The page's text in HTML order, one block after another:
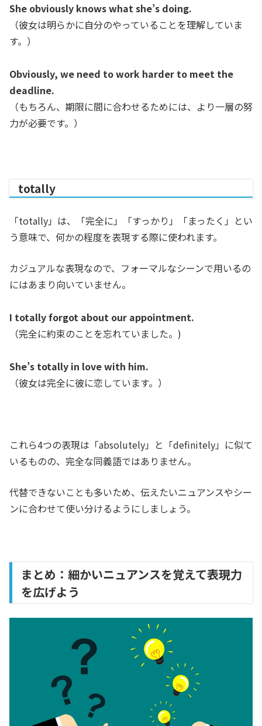
She obviously knows what she’s doing.
（彼女は明らかに自分のやっていることを理解していま
す。）
Obviously, we need to work harder to meet the
deadline.
（もちろん、期限に間に合わせるためには、より一層の努
力が必要です。 ）
totally
「totally」は、「完全に」「すっかり」「まったく」とい
う意味で、何かの程度を表現する際に使われます。
カジュアルな表現なので、フォーマルなシーンで用いるの
にはあまり向いていません。
I totally forgot about our appointment.
（完全に約束のことを忘れていました。)
She’s totally in love with him.
（彼女は完全に彼に恋しています。 ）
これら4つの表現は「absolutely」と「definitely」に似て
いるものの、完全な同義語ではありません。
代替できないことも多いため、伝えたいニュアンスやシー
ンに合わせて使い分けるようにしましょう。
まとめ：細かいニュアンスを覚えて表現力
を広げよう